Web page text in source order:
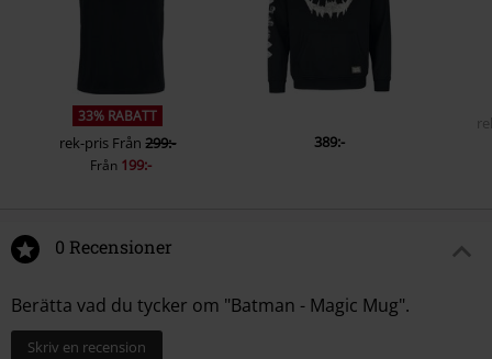
33% RABATT
rek-pris Från299:-
Från 199:-
389:-
0 Recensioner
Berätta vad du tycker om "Batman - Magic Mug".
Skriv en recension